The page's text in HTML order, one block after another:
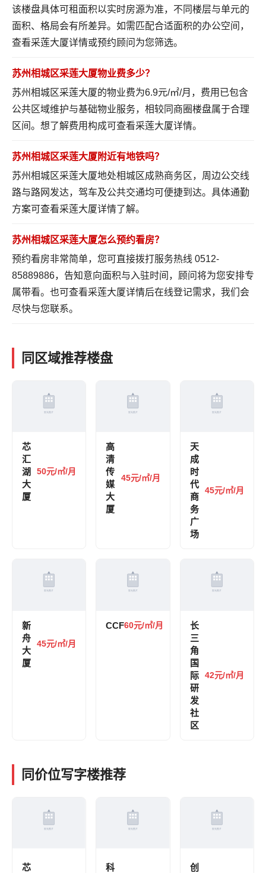
该楼盘具体可租面积以实时房源为准，不同楼层与单元的
面积、格局会有所差异。如需匹配合适面积的办公空间，
查看采莲大厦详情或预约顾问为您筛选。
苏州相城区采莲大厦物业费多少？
苏州相城区采莲大厦的物业费为6.9元/㎡/月，费用已包含
公共区域维护与基础物业服务，相较同商圈楼盘属于合理
区间。想了解费用构成可查看采莲大厦详情。
苏州相城区采莲大厦附近有地铁吗？
苏州相城区采莲大厦地处相城区成熟商务区，周边公交线
路与路网发达，驾车及公共交通均可便捷到达。具体通勤
方案可查看采莲大厦详情了解。
苏州相城区采莲大厦怎么预约看房？
预约看房非常简单，您可直接拨打服务热线 0512-
85889886，告知意向面积与入驻时间，顾问将为您安排专
属带看。也可查看采莲大厦详情后在线登记需求，我们会
尽快与您联系。
同区域推荐楼盘
芯
汇
湖
大
厦
50元/㎡/月
高
清
传
媒
大
厦
45元/㎡/月
天
成
时
代
商
务
广
场
45元/㎡/月
新
舟
大
厦
45元/㎡/月
CCF60元/㎡/月
长
三
角
国
际
研
发
社
区
42元/㎡/月
同价位写字楼推荐
芯
科
创